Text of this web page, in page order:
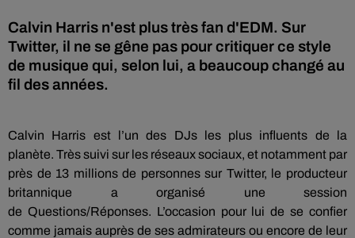
Calvin Harris n'est plus très fan d'EDM. Sur
Twitter, il ne se gêne pas pour critiquer ce style
de musique qui, selon lui, a beaucoup changé au
fil des années.
Calvin Harris est l’un des DJs
les plus influents de la
planète. Très suivi sur les réseaux sociaux, et notamment par
près de 13 millions de personnes sur Twitter, le producteur
britannique a organisé une session
de Questions/Réponses. L’occasion pour lui de se confier
comme jamais auprès de ses admirateurs ou encore de leur